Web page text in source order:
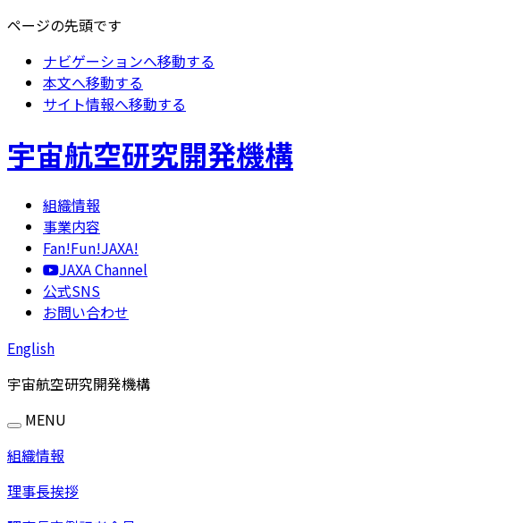
ページの先頭です
ナビゲーションへ移動する
本文へ移動する
サイト情報へ移動する
宇宙航空研究開発機構
組織情報
事業内容
Fan!Fun!JAXA!
JAXA Channel
公式SNS
お問い合わせ
English
宇宙航空研究開発機構
MENU
組織情報
理事長挨拶